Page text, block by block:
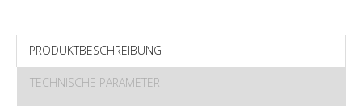
PRODUKTBESCHREIBUNG
TECHNISCHE PARAMETER